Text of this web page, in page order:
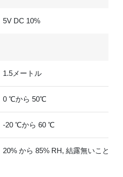
5V DC 10%
1.5メートル
0 ℃から 50℃
-20 ℃から 60 ℃
20% から 85% RH, 結露無いこと